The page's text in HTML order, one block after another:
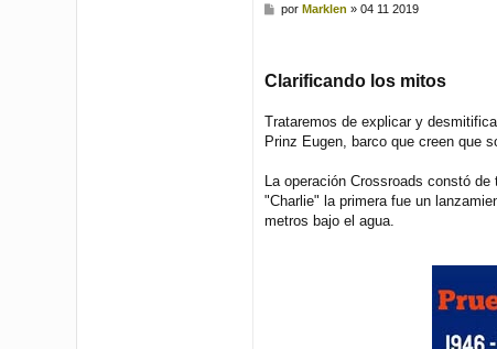
M
a
j
porMarklen »04 11 2019
Clarificando los mitos
Trataremos de explicar y
Prinz Eugen, barco que creen que
La operación Crossroads constó
"Charlie" la primera fue un
metros bajo el agua.